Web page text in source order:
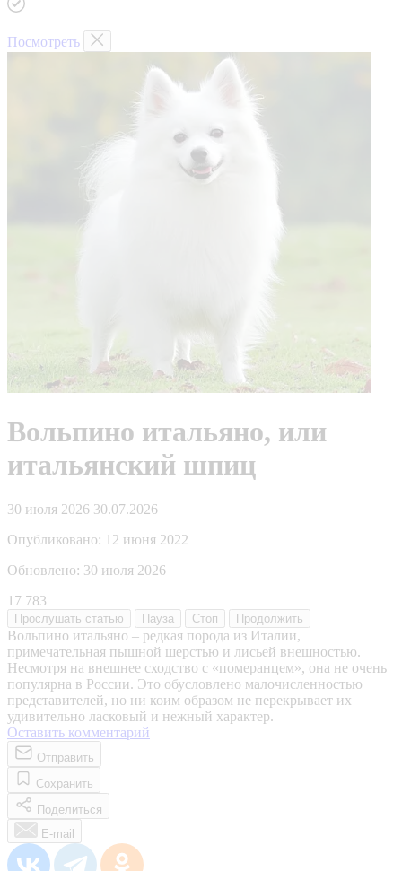
Посмотреть
Вольпино итальяно, или
итальянский шпиц
30 июля 2026 30.07.2026
Опубликовано: 12 июня 2022
Обновлено: 30 июля 2026
17 783
Прослушать статью Пауза Стоп Продолжить
Вольпино итальяно – редкая порода из Италии,
примечательная пышной шерстью и лисьей внешностью.
Несмотря на внешнее сходство с «померанцем», она не очень
популярна в России. Это обусловлено малочисленностью
представителей, но ни коим образом не перекрывает их
удивительно ласковый и нежный характер.
Оставить комментарий
Отправить
Сохранить
Поделиться
E-mail